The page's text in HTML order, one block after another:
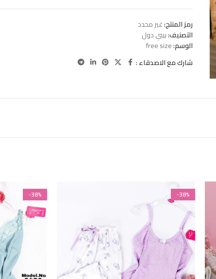
رمز المنتج:غير محدد
التصنيف:بيبي دول
الوسم:free size
شارك مع الاصدقاء :
-38%
-38%